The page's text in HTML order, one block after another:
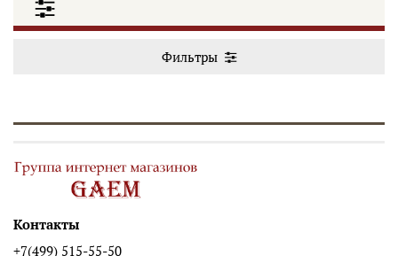
Фильтры
Контакты
+7(499) 515-55-50